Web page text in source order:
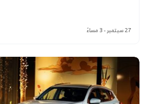
27 سبتمبر - 3 مساءً